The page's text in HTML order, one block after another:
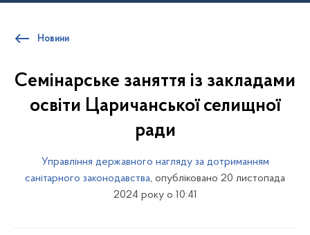
Новини
Семінарське заняття із закладами
освіти Царичанської селищної
ради
Управління державного нагляду за дотриманням
санітарного законодавства, опубліковано 20 листопада
2024 року о 10:41